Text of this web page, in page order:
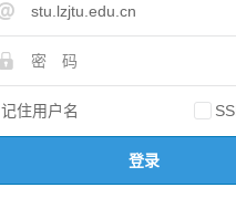
stu.lzjtu.edu.cn
记住用户名
登录